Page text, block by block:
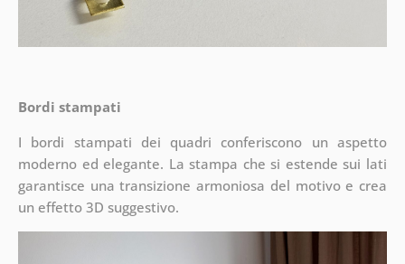
Bordi stampati
I bordi stampati dei quadri conferiscono un aspetto
moderno ed elegante. La stampa che si estende sui lati
garantisce una transizione armoniosa del motivo e crea
un effetto 3D suggestivo.